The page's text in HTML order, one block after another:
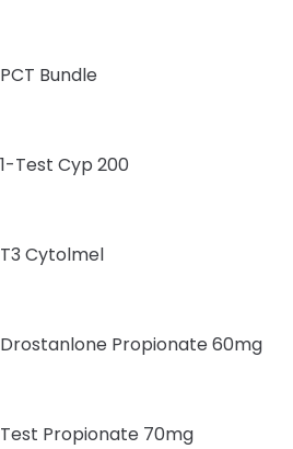
PCT Bundle
1-Test Cyp 200
T3 Cytolmel
Drostanlone Propionate 60mg
Test Propionate 70mg